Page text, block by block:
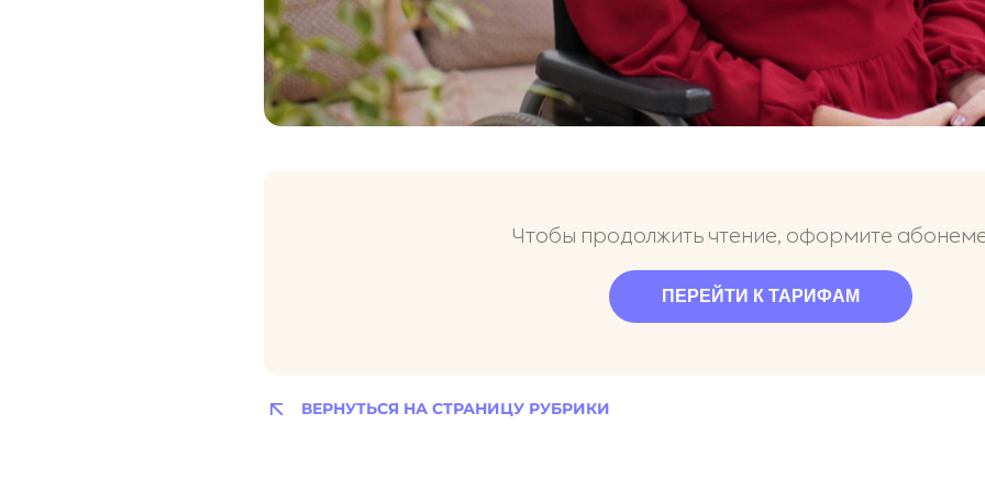
Чтобы продолжить чтение, оформите
ПЕРЕЙТИ К ТАРИФАМ
ВЕРНУТЬСЯ НА СТРАНИЦУ РУБРИКИ